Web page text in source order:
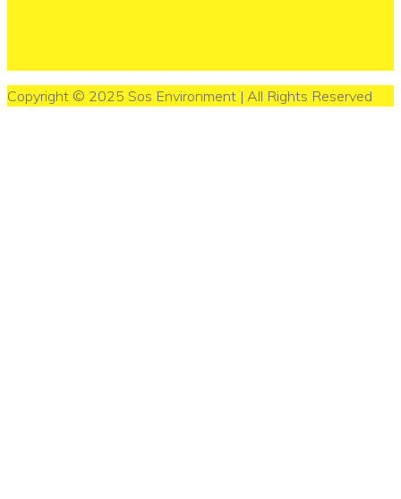
Copyright © 2025 Sos Environment | All Rights Reserved